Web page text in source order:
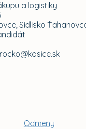
a logistiky
Sídlisko
Odmeny